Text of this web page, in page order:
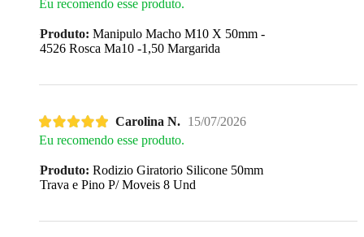
Eu recomendo esse produto.
Produto: Manipulo Macho M10 X 50mm -
4526 Rosca Ma10 -1,50 Margarida
Carolina N. 15/07/2026
Eu recomendo esse produto.
Produto: Rodizio Giratorio Silicone 50mm
Trava e Pino P/ Moveis 8 Und